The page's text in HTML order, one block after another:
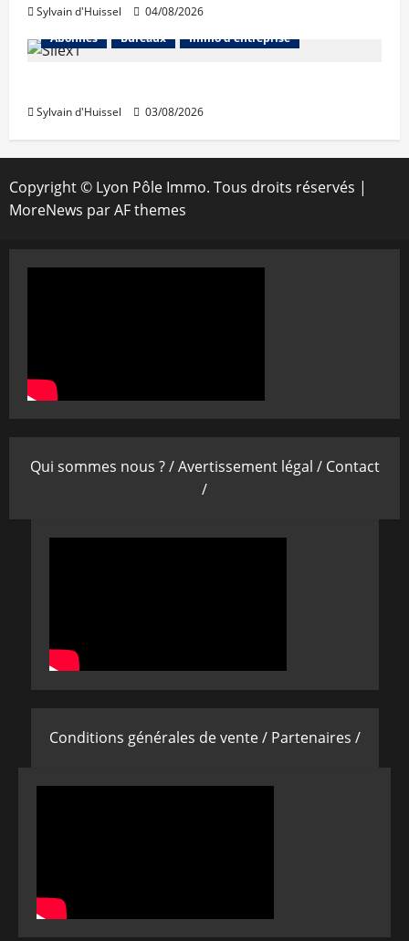
Sylvain d'Huissel
04/08/2026
Abonnés
Bureaux Immo d'entreprise
Sylvain d'Huissel 03/08/2026
Copyright © Lyon Pôle Immo. Tous droits réservés |
MoreNews par AF themes
Qui sommes nous ? /Avertissement légal / Contact
/
Conditions générales de vente / Partenaires /